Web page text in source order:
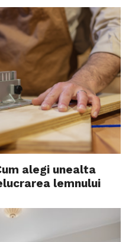
alegi unealta
lemnului